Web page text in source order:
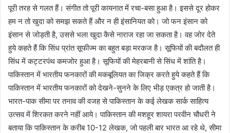
पूरी तरह से गलत हैं। संगीत तो पूरी कायनात में रचा-बसा हुआ है। इससे दूर होकर
हम न तो खुदा को समझ सकते हैं और न ही इंसानियत को। जो फन इंसान को
इंसान से जोड़ती है, उससे भला खुदा कैसे नाराज रहा जा सकता है। वह जोर देते
हुये कहते हैं कि सिंध प्रांत सूफीज्म का बहुत बड़ा मरकज है। सूफियों की बदौलत ही
सिंध में कट्टरपंथ कमजोर हुआ है। सूफियों की मेहरबानी से सिंध में शांति है।
पाकिस्तान में भारतीय फनकारों की मकबूलियत का जिक्र करते हुये कहते हैं कि
पाकिस्तान में भारतीय फनकारों को देखने-सुनने के लिए भीड़ एकत्र हो जाती है।
भारत-पाक सीमा पर तनाव की वजह से पाकिस्तान के कई लेखक सार्क साहित्य
उत्सव में शिरकत करने नहीं आये। पाकिस्तान की मशहूर शायरा परवीन चौधरी ने
बताया कि पाकिस्तान के करीब 10-12 लेखक, जो पहली बार भारत आ रहे थे, सीमा